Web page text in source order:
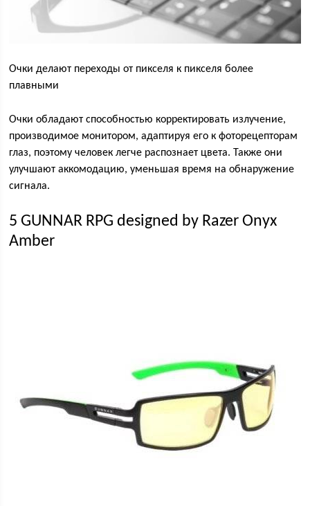
Очки делают переходы от пикселя к пикселя более
плавными
Очки обладают способностью корректировать излучение,
производимое монитором, адаптируя его к фоторецепторам
глаз, поэтому человек легче распознает цвета. Также они
улучшают аккомодацию, уменьшая время на обнаружение
сигнала.
5 GUNNAR RPG designed by Razer Onyx
Amber